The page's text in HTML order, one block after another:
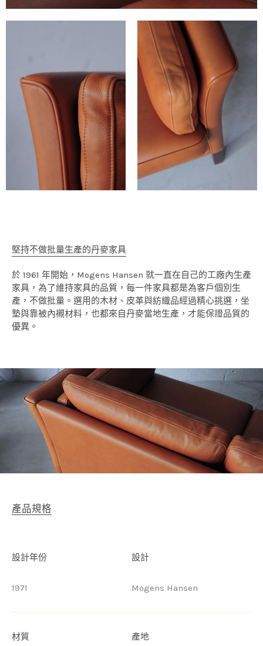
堅持不做批量生產的丹麥家具
於 1961 年開始，Mogens Hansen 就一直在自己的工廠內生產
家具，為了維持家具的品質，每一件家具都是為客戶個別生
產，不做批量。選用的木材、皮革與紡織品經過精心挑選，坐
墊與靠被內襯材料，也都來自丹麥當地生產，才能保證品質的
優異。
產品規格
設計年份
1971
設計
Mogens Hansen
材質 產地